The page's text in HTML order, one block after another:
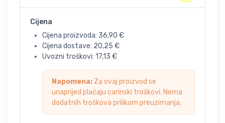
Cijena
Cijena proizvoda: 36,90 €
Cijena dostave: 20,25 €
Uvozni troškovi: 17,13 €
Napomena: Za ovaj proizvod se
unaprijed plaćaju carinski troškovi. Nema
dodatnih troškova prilikom preuzimanja.